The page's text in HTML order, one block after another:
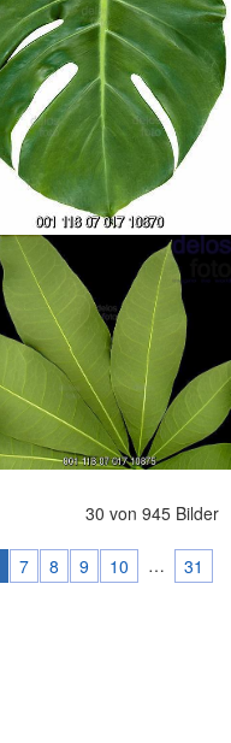
30 von 945 Bilder
7 8 9 10 …
31